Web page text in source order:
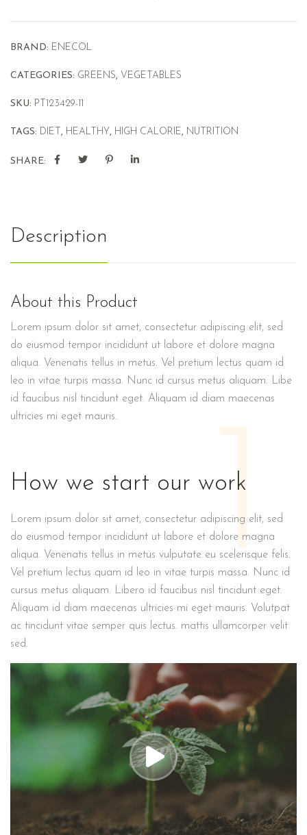
BRAND: ENECOL
CATEGORIES: GREENS, VEGETABLES
SKU: PT123429-11
TAGS: DIET , HEALTHY, HIGH CALORIE, NUTRITION
SHARE:
Description
About this Product
Lorem ipsum dolor sit amet, consectetur adipiscing elit, sed
do eiusmod tempor incididunt ut labore et dolore magna
aliqua. Venenatis tellus in metus. Vel pretium lectus quam id
leo in vitae turpis massa. Nunc id cursus metus aliquam. Libe
id faucibus nisl tincidunt eget. Aliquam id diam maecenas
ultricies mi eget mauris.
1
How we start our work
Lorem ipsum dolor sit amet, consectetur adipiscing elit, sed
do eiusmod tempor incididunt ut labore et dolore magna
aliqua. Venenatis tellus in metus vulputate eu scelerisque felis.
Vel pretium lectus quam id leo in vitae turpis massa. Nunc id
cursus metus aliquam. Libero id faucibus nisl tincidunt eget.
Aliquam id diam maecenas ultricies mi eget mauris. Volutpat
ac tincidunt vitae semper quis lectus. mattis ullamcorper velit
sed.